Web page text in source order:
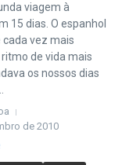
viagem à
15 dias. O espanhol
vez mais
de vida mais
os nossos dias
de 2010